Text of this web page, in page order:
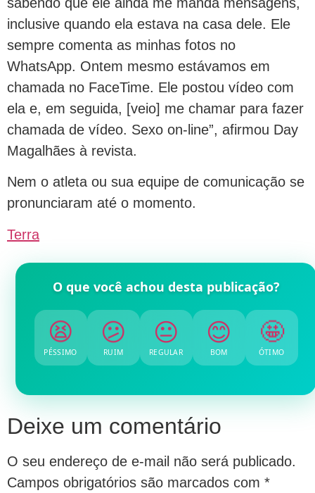
inclusive quando ela estava na casa dele. Ele
sempre comenta as minhas fotos no
WhatsApp. Ontem mesmo estávamos em
chamada no FaceTime. Ele postou vídeo com
ela e, em seguida, [veio] me chamar para fazer
chamada de vídeo. Sexo on-line”, afirmou Day
Magalhães à revista.
Nem o atleta ou sua equipe de comunicação se
pronunciaram até o momento.
Terra
O que você achou desta publicação?
😫
PÉSSIMO
😕
RUIM
😐
REGULAR
😊
BOM
🤩
ÓTIMO
Deixe um comentário
O seu endereço de e-mail não será publicado.
Campos obrigatórios são marcados com *